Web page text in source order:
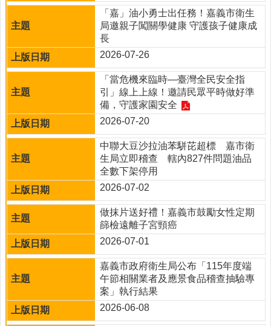
見
問
答
糖
尿
共
照
護
首
頁
網
導
覽
嘉
市
政
「嘉」油小勇士出任務！嘉義市衛生
局邀親子闖關學健康 守護孩子健康成
長
2026-07-26
「當危機來臨時—臺灣全民安全指
引」線上上線！邀請民眾平時做好準
備，守護家園安全
2026-07-20
中聯大豆沙拉油苯駢芘超標 嘉市衛
生局立即稽查 轄內827件問題油品
全數下架停用
2026-07-02
做抹片送好禮！嘉義市鼓勵女性定期
篩檢遠離子宮頸癌
2026-07-01
嘉義市政府衛生局公布「115年度端
午節相關業者及應景食品稽查抽驗專
案」執行結果
2026-06-08